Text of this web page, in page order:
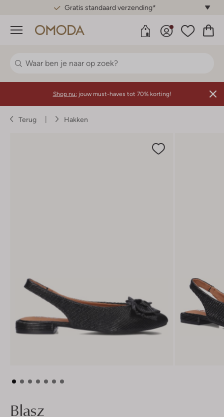
Gratis standaard verzending*
Menu
Shop nu: jouw must-haves tot 70% korting!
Terug Hakken
Blasz